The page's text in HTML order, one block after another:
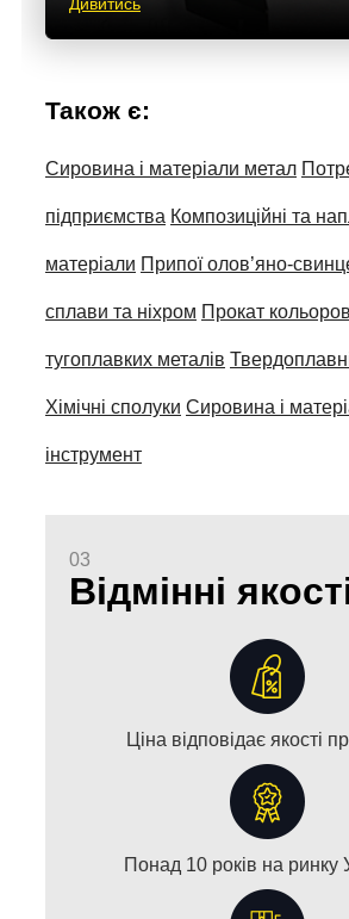
Також є:
Сировина і матеріали метал
підприємства Композиційні та
матеріали Припої олов’яно-
сплави та ніхром Прокат
тугоплавких металів
Хімічні сполуки Сировина і
інструмент
03
Відмінні
Ціна відповідає якості
Понад 10 років на ринку